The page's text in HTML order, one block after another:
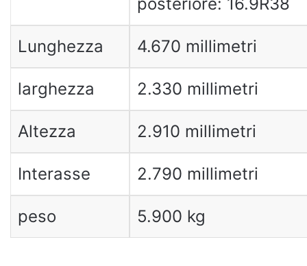
Lunghezza 4.670 millimetri
larghezza 2.330 millimetri
Altezza 2.910 millimetri
Interasse 2.790 millimetri
peso 5.900 kg